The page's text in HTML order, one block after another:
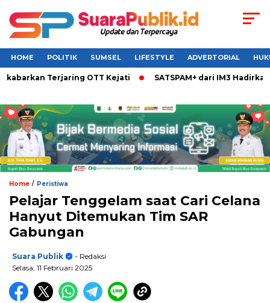
HOME POLITIK SUMSEL LIFESTYLE ADVERTORIAL
Terjaring OTT Kejati SATSPAM+ dari IM3
Home / Peristiwa
Pelajar Tenggelam saat Cari Celana
Hanyut Ditemukan Tim SAR
Gabungan
Suara Publik
- Redaksi
Selasa, 11 Februari 2025